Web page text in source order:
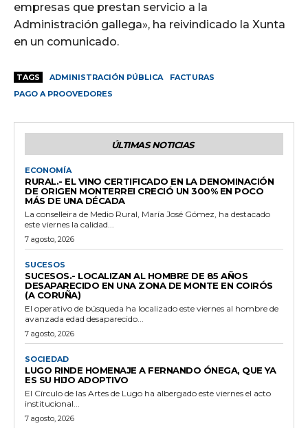
empresas que prestan servicio a la
Administración gallega», ha reivindicado la Xunta
en un comunicado.
TAGS ADMINISTRACIÓN PÚBLICA
FACTURAS
PAGO A PROOVEDORES
ÚLTIMAS NOTICIAS
ECONOMÍA
RURAL.- EL VINO CERTIFICADO EN LA DENOMINACIÓN
DE ORIGEN MONTERREI CRECIÓ UN 300% EN POCO
MÁS DE UNA DÉCADA
La conselleira de Medio Rural, María José Gómez, ha destacado
este viernes la calidad...
7 agosto, 2026
SUCESOS
SUCESOS.- LOCALIZAN AL HOMBRE DE 85 AÑOS
DESAPARECIDO EN UNA ZONA DE MONTE EN COIRÓS
(A CORUÑA)
El operativo de búsqueda ha localizado este viernes al hombre de
avanzada edad desaparecido...
7 agosto, 2026
SOCIEDAD
LUGO RINDE HOMENAJE A FERNANDO ÓNEGA, QUE YA
ES SU HIJO ADOPTIVO
El Círculo de las Artes de Lugo ha albergado este viernes el acto
institucional...
7 agosto, 2026